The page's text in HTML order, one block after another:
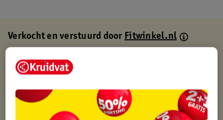
Verkocht en verstuurd doorFitwinkel.nl
Gratis thuisbezorgd
Gratis punten met je Kruidvat kaart